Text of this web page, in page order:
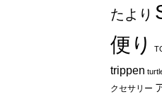
たより
便り
trippen
クセサリー